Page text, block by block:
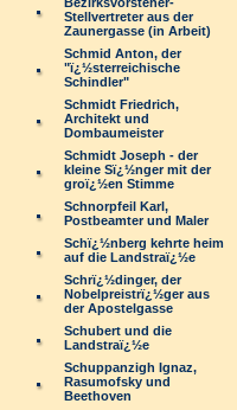
Stellvertreter aus der
Zaunergasse (in Arbeit)
Schmid Anton, der
"ï¿½sterreichische
Schindler"
Schmidt Friedrich,
Architekt und
Dombaumeister
Schmidt Joseph - der
kleine Sï¿½nger mit der
groï¿½en Stimme
Schnorpfeil Karl,
Postbeamter und Maler
Schï¿½nberg kehrte heim
auf die Landstraï¿½e
Schrï¿½dinger, der
Nobelpreistrï¿½ger aus
der Apostelgasse
Schubert und die
Landstraï¿½e
Schuppanzigh Ignaz,
Rasumofsky und
Beethoven